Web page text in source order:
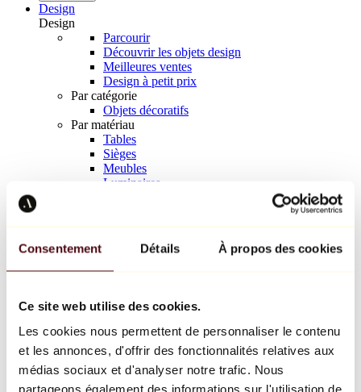
Consentement Détails À propos des cookies
Ce site web utilise des cookies.
Les cookies nous permettent de personnaliser le contenu
et les annonces, d'offrir des fonctionnalités relatives aux
médias sociaux et d'analyser notre trafic. Nous
partageons également des informations sur l'utilisation de
Design
Design
Parcourir
Découvrir les objets design
Meilleures ventes
Design à petit prix
Par catégorie
Objets décoratifs
Par matériau
Tables
Sièges
Meubles
Luminaires
Richard Orlinski
Keith Haring
Jeff Koons
Jean-Michel Basquiat
Tous les designers
Œuvre de la semaine